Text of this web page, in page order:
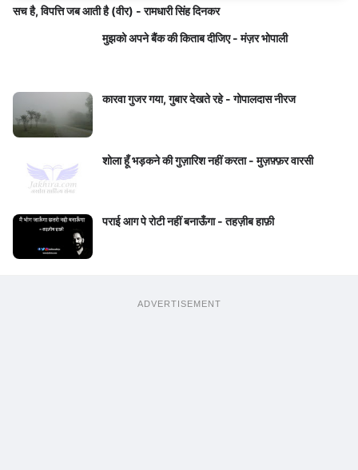
सच है, विपत्ति जब आती है (वीर) - रामधारी सिंह दिनकर
मुझको अपने बैंक की किताब दीजिए - मंज़र भोपाली
कारवा गुजर गया, गुबार देखते रहे - गोपालदास नीरज
शोला हूँ भड़कने की गुज़ारिश नहीं करता - मुज़फ़्फ़र वारसी
पराई आग पे रोटी नहीं बनाऊँगा - तहज़ीब हाफ़ी
ADVERTISEMENT